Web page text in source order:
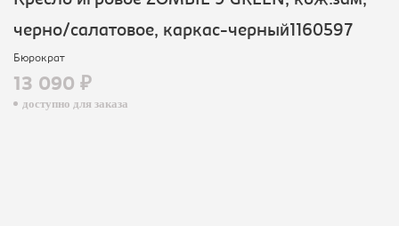
черно/салатовое, каркас-черный1160597
Бюрократ
13 090 ₽
доступно для заказа